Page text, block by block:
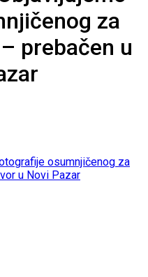
za
prebačen u